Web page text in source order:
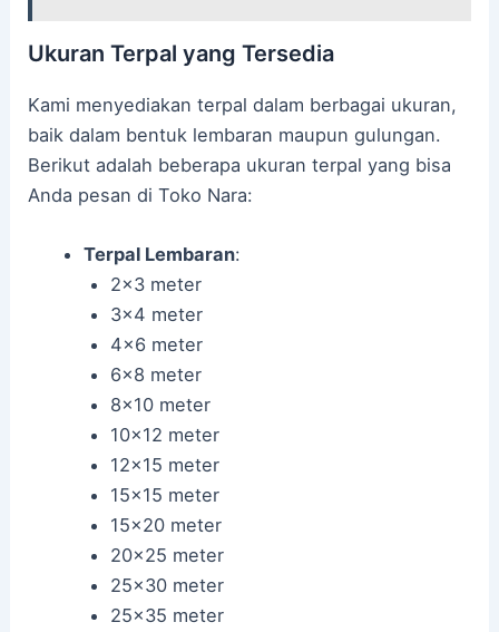
Ukuran Terpal yang Tersedia
Kami menyediakan terpal dalam berbagai ukuran,
baik dalam bentuk lembaran maupun gulungan.
Berikut adalah beberapa ukuran terpal yang bisa
Anda pesan di Toko Nara:
Terpal Lembaran:
2×3 meter
3×4 meter
4×6 meter
6×8 meter
8×10 meter
10×12 meter
12×15 meter
15×15 meter
15×20 meter
20×25 meter
25×30 meter
25×35 meter